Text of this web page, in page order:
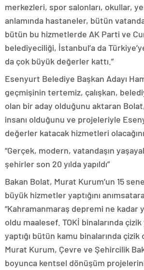
merkezleri, spor salonları, okullar,
anlamında hastaneler, bütün
bütün bu hizmetlerde AK Parti ve
belediyeciliği, İstanbul’a da
da çok büyük değerler kattı.”
Esenyurt Belediye Başkan Adayı
geçmişinin tertemiz, çalışkan,
olan bir aday olduğunu aktaran
insanı olduğunu ve projeleriyle
değerler katacak hizmetleri
“Gerçek, modern, vatandaşın
şehirler son 20 yılda yapıldı”
Bakan Bolat, Murat Kurum’un 15
büyük hizmetler yaptığını
“Kahramanmaraş depremi ne kadar
oldu maalesef. TOKİ binalarında çizik
yaptığı bütün kamu binalarında çizik
Murat Kurum, Çevre ve Şehircilik
boyunca kentsel dönüşüm projelerini